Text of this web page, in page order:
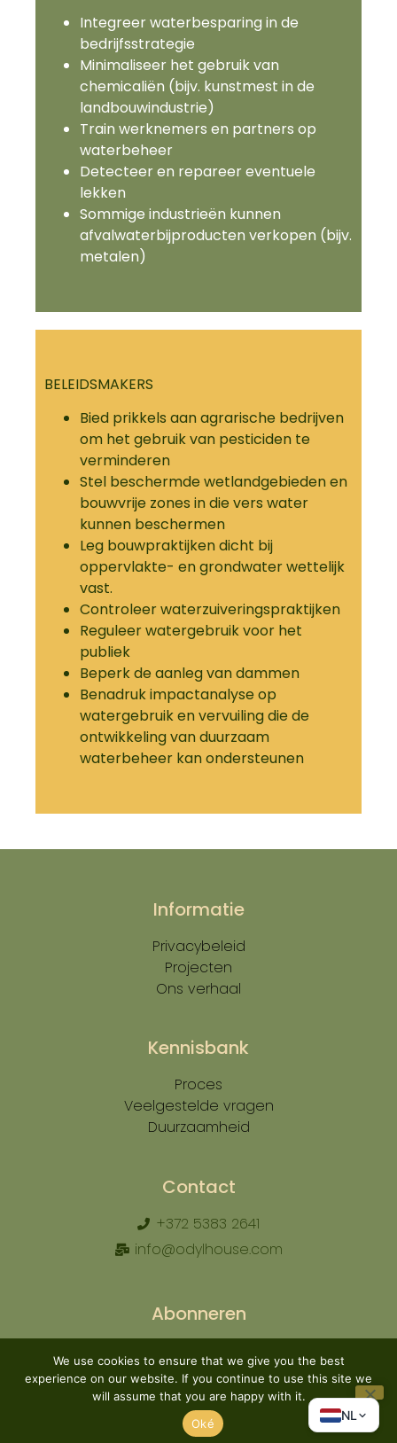
Integreer waterbesparing in de
bedrijfsstrategie
Minimaliseer het gebruik van
chemicaliën (bijv. kunstmest in de
landbouwindustrie)
Train werknemers en partners op
waterbeheer
Detecteer en repareer eventuele
lekken
Sommige industrieën kunnen
afvalwaterbijproducten verkopen (bijv.
metalen)
BELEIDSMAKERS
Bied prikkels aan agrarische bedrijven
om het gebruik van pesticiden te
verminderen
Stel beschermde wetlandgebieden en
bouwvrije zones in die vers water
kunnen beschermen
Leg bouwpraktijken dicht bij
oppervlakte- en grondwater wettelijk
vast.
Controleer waterzuiveringspraktijken
Reguleer watergebruik voor het
publiek
Beperk de aanleg van dammen
Benadruk impactanalyse op
watergebruik en vervuiling die de
ontwikkeling van duurzaam
waterbeheer kan ondersteunen
Informatie
Privacybeleid
Projecten
Ons verhaal
Kennisbank
Proces
Veelgestelde vragen
Duurzaamheid
Contact
​+372 5383 2641
info@odylhouse.com
Abonneren
Abonneren
We use cookies to ensure that we give you the best
experience on our website. If you continue to use this site we
will assume that you are happy with it.
Oké
NL